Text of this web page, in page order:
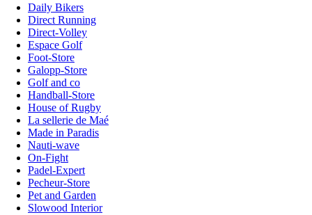
Daily Bikers
Direct Running
Direct-Volley
Espace Golf
Foot-Store
Galopp-Store
Golf and co
Handball-Store
House of Rugby
La sellerie de Maé
Made in Paradis
Nauti-wave
On-Fight
Padel-Expert
Pecheur-Store
Pet and Garden
Slowood Interior